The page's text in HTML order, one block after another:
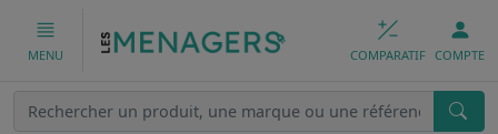
MENU COMPARATIF COMPTE